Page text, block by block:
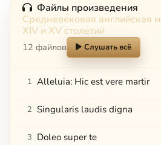
Файлы произведения
Средневековая английская
XIV и XV столетий
12 файлов Слушать всё
1 Alleluia: Hic est vere martir
2 Singularis laudis digna
3 Doleo super te